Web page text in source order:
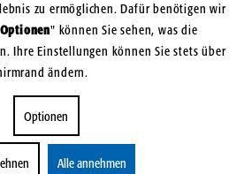
zu ermöglichen. Dafür benötigen wir
Optionen" können Sie sehen, was die
Ihre Einstellungen können Sie stets über
ändern.
Optionen
Alle annehmen